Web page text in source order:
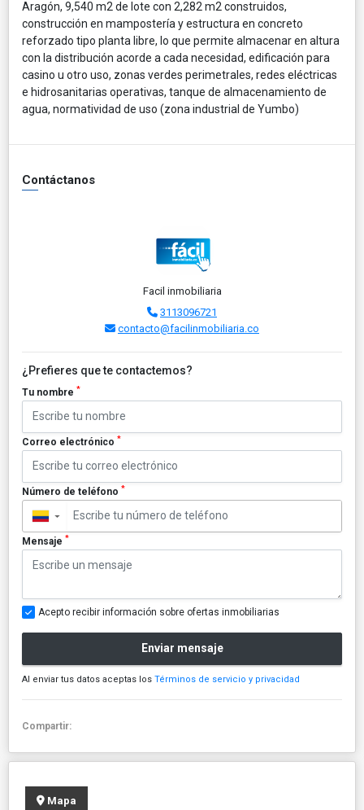
Aragón, 9,540 m2 de lote con 2,282 m2 construidos,
construcción en mampostería y estructura en concreto
reforzado tipo planta libre, lo que permite almacenar en altura
con la distribución acorde a cada necesidad, edificación para
casino u otro uso, zonas verdes perimetrales, redes eléctricas
e hidrosanitarias operativas, tanque de almacenamiento de
agua, normatividad de uso (zona industrial de Yumbo)
Contáctanos
Facil inmobiliaria
3113096721
contacto@facilinmobiliaria.co
¿Prefieres que te contactemos?
Tu nombre *
Correo electrónico *
Número de teléfono *
▼
Mensaje *
Acepto recibir información sobre ofertas inmobiliarias
Enviar mensaje
Al enviar tus datos aceptas los Términos de servicio y privacidad
Compartir:
Mapa